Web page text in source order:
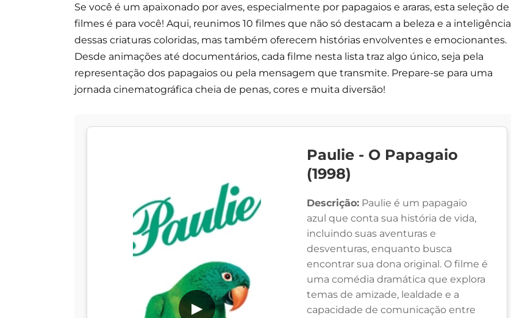
Se você é um apaixonado por aves, especialmente por papagaios e araras, esta seleção de
filmes é para você! Aqui, reunimos 10 filmes que não só destacam a beleza e a inteligência
dessas criaturas coloridas, mas também oferecem histórias envolventes e emocionantes.
Desde animações até documentários, cada filme nesta lista traz algo único, seja pela
representação dos papagaios ou pela mensagem que transmite. Prepare-se para uma
jornada cinematográfica cheia de penas, cores e muita diversão!
▶
Paulie - O Papagaio
(1998)
Descrição: Paulie é um papagaio
azul que conta sua história de vida,
incluindo suas aventuras e
desventuras, enquanto busca
encontrar sua dona original. O filme é
uma comédia dramática que explora
temas de amizade, lealdade e a
capacidade de comunicação entre